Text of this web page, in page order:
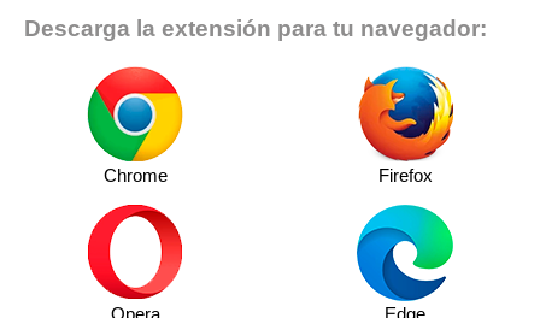
Descarga la extensión para tu navegador:
Chrome Firefox
Opera Edge